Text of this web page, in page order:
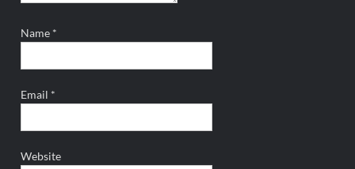
Name *
Email *
Website